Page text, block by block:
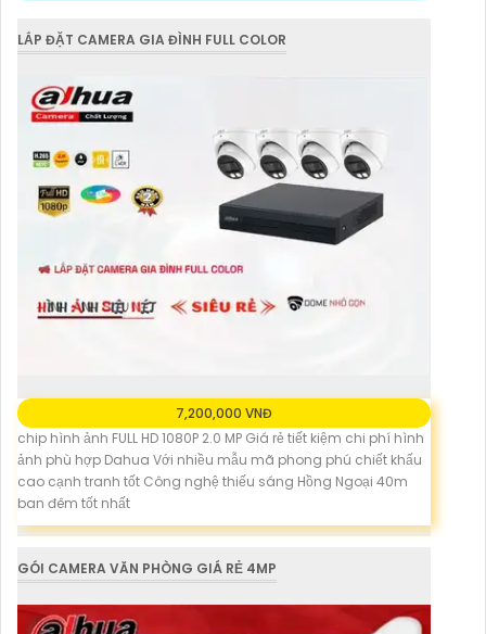
LẮP ĐẶT CAMERA GIA ĐÌNH FULL COLOR
7,200,000 VNĐ
chip hình ảnh FULL HD 1080P 2.0 MP Giá rẻ tiết kiệm chi phí hình
ảnh phù hợp Dahua Với nhiều mẫu mã phong phú chiết khấu
cao cạnh tranh tốt Công nghệ thiếu sáng Hồng Ngoại 40m
ban đêm tốt nhất
GÓI CAMERA VĂN PHÒNG GIÁ RẺ 4MP